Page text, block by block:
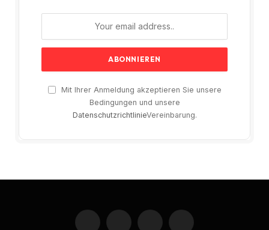
Mit Ihrer Anmeldung akzeptieren Sie unsere
Bedingungen und unsere
DatenschutzrichtlinieVereinbarung.
Facebook Instagram Pinterest